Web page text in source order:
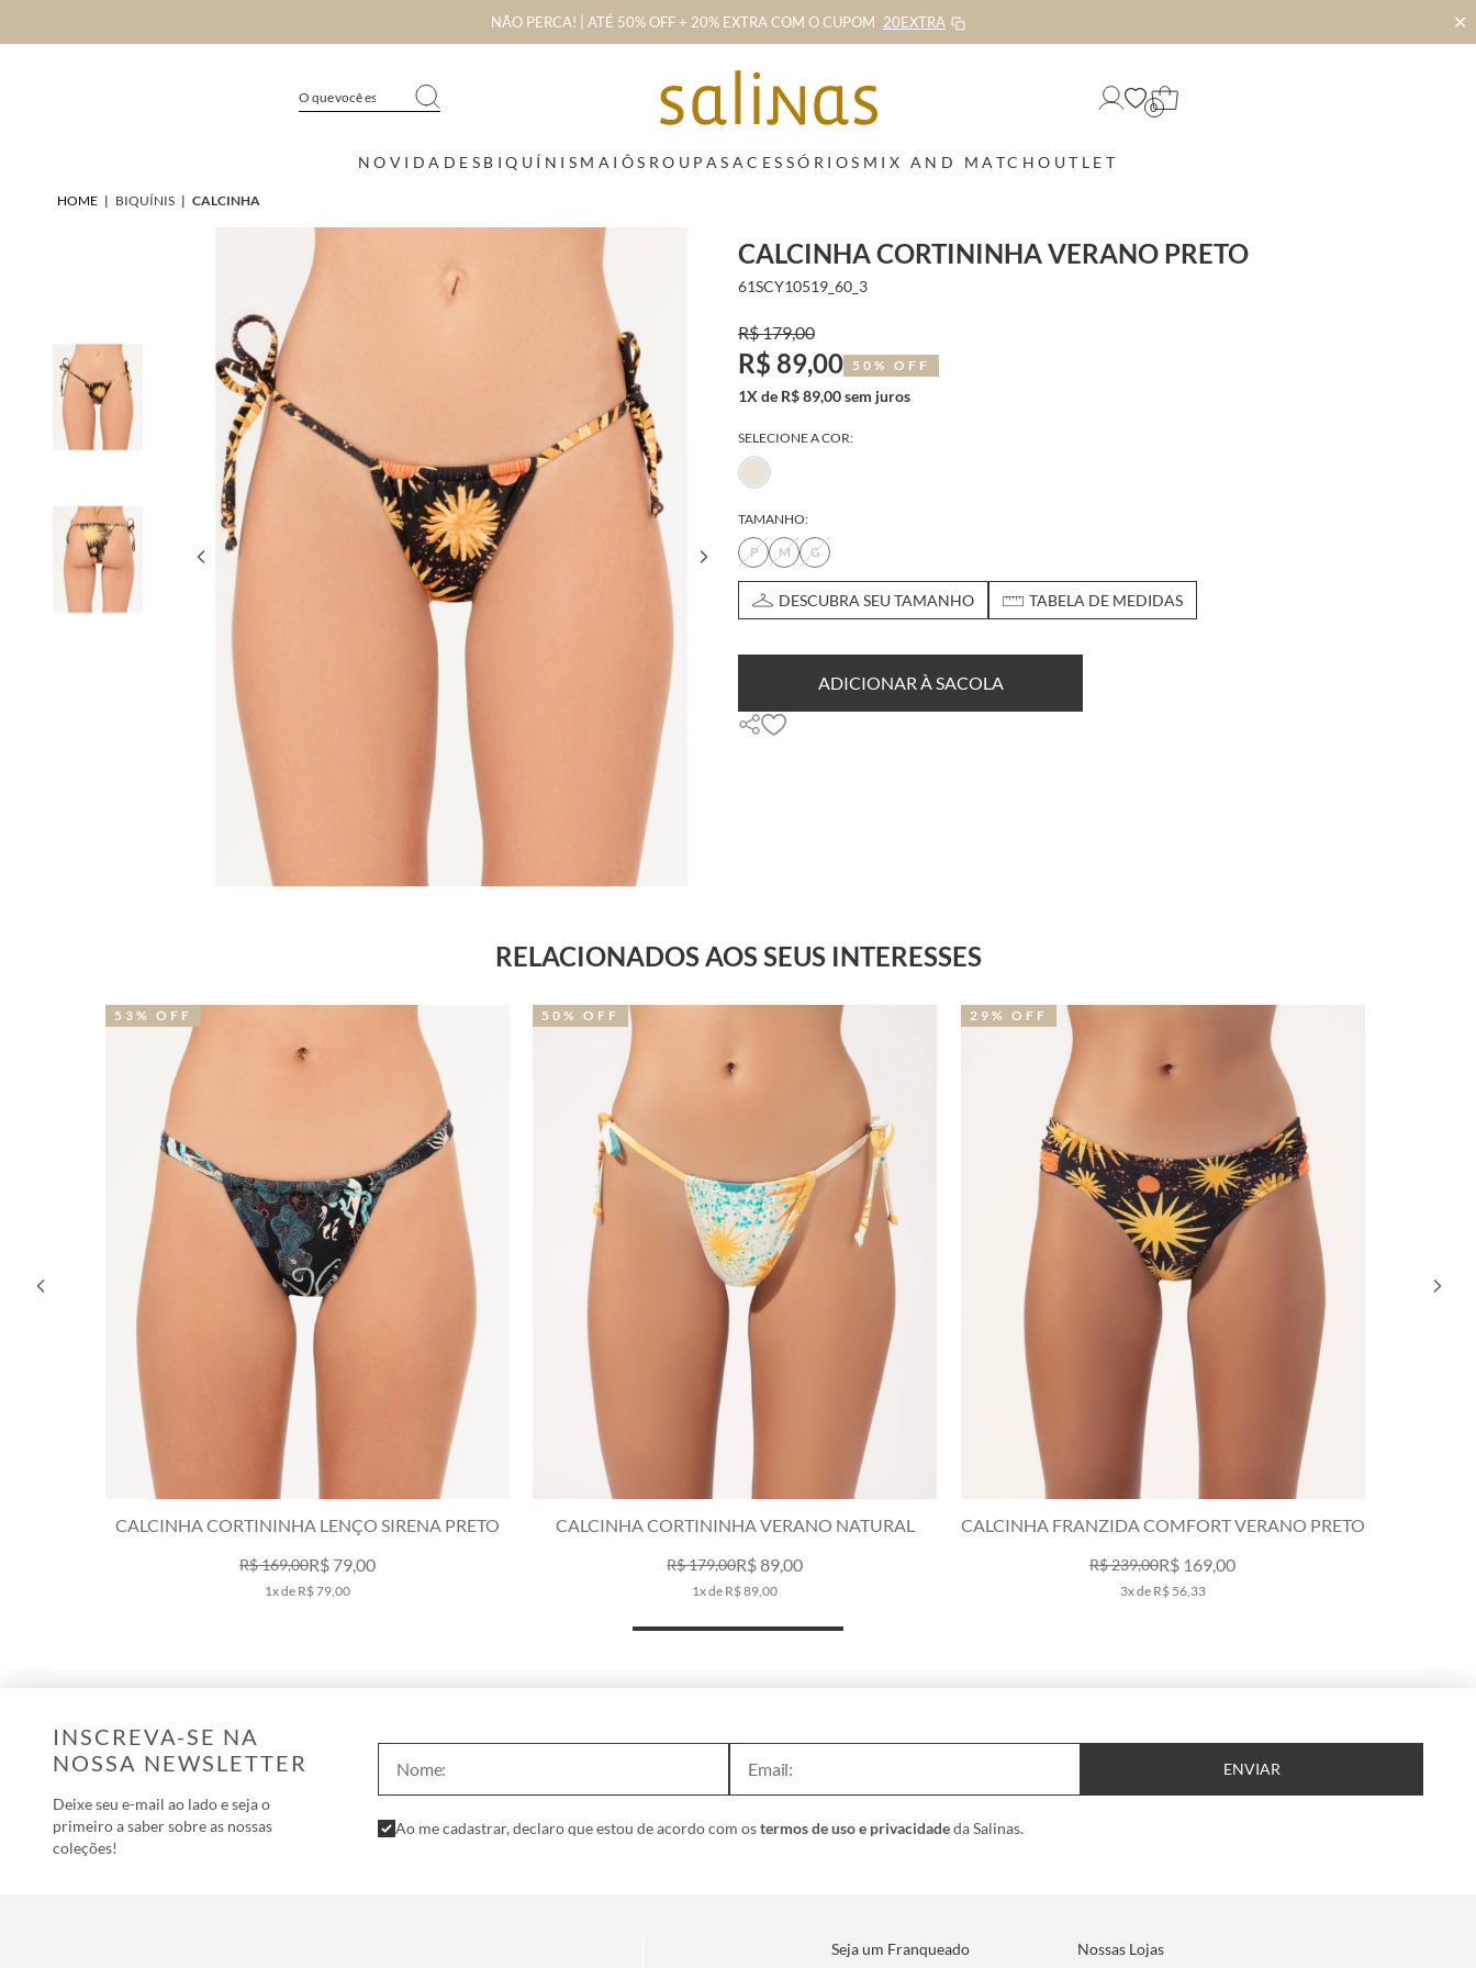
NÃO PERCA! | ATÉ 50% OFF + 20% EXTRA COM O CUPOM 20EXTRA ✕
0
NOVIDADES BIQUÍNIS MAIÔS ROUPAS ACESSÓRIOS MIX AND MATCHOUTLET
HOME | BIQUÍNIS | CALCINHA
CALCINHA CORTININHA VERANO PRETO
61SCY10519_60_3
R$ 179,00
R$ 89,00 50% OFF
1X de R$ 89,00 sem juros
SELECIONE A COR:
TAMANHO:
P
M G
DESCUBRA SEU TAMANHO TABELA DE MEDIDAS
ADICIONAR À SACOLA
RELACIONADOS AOS SEUS INTERESSES
CALCINHA CORTININHA VERANO NATURAL
R$ 179,00R$ 89,00
1x de R$ 89,00
50% OFF
CALCINHA FRANZIDA COMFORT VERANO PRETO
R$ 239,00R$ 169,00
3x de R$ 56,33
29% OFF
CALCINHA HOT PANT BOBBY PRETO
R$ 199,00
3x de R$ 66,33
INSCREVA-SE NA
NOSSA NEWSLETTER
Deixe seu e-mail ao lado e seja o
primeiro a saber sobre as nossas
coleções!
ENVIAR
Ao me cadastrar, declaro que estou de acordo com ostermos de uso e privacidadeda Salinas.
Seja um Franqueado Nossas Lojas